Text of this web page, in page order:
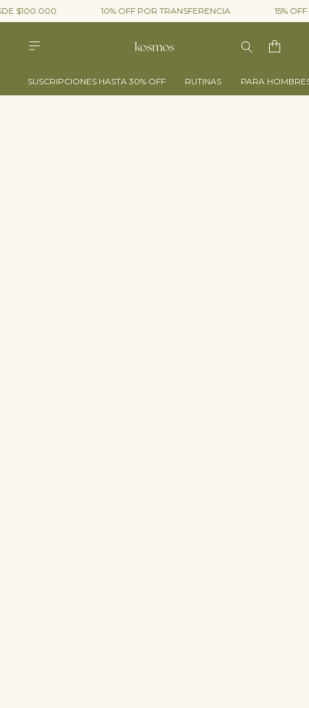
$100.000 10% OFF POR TRANSFERENCIA 15% OFF
SUSCRIPCIONES HASTA 30% OFF RUTINAS PARA